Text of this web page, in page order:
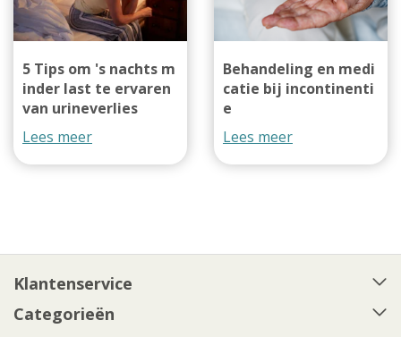
5 Tips om 's nachts m
inder last te ervaren
van urineverlies
Lees meer
Behandeling en medi
catie bij incontinenti
e
Lees meer
Klantenservice
Categorieën